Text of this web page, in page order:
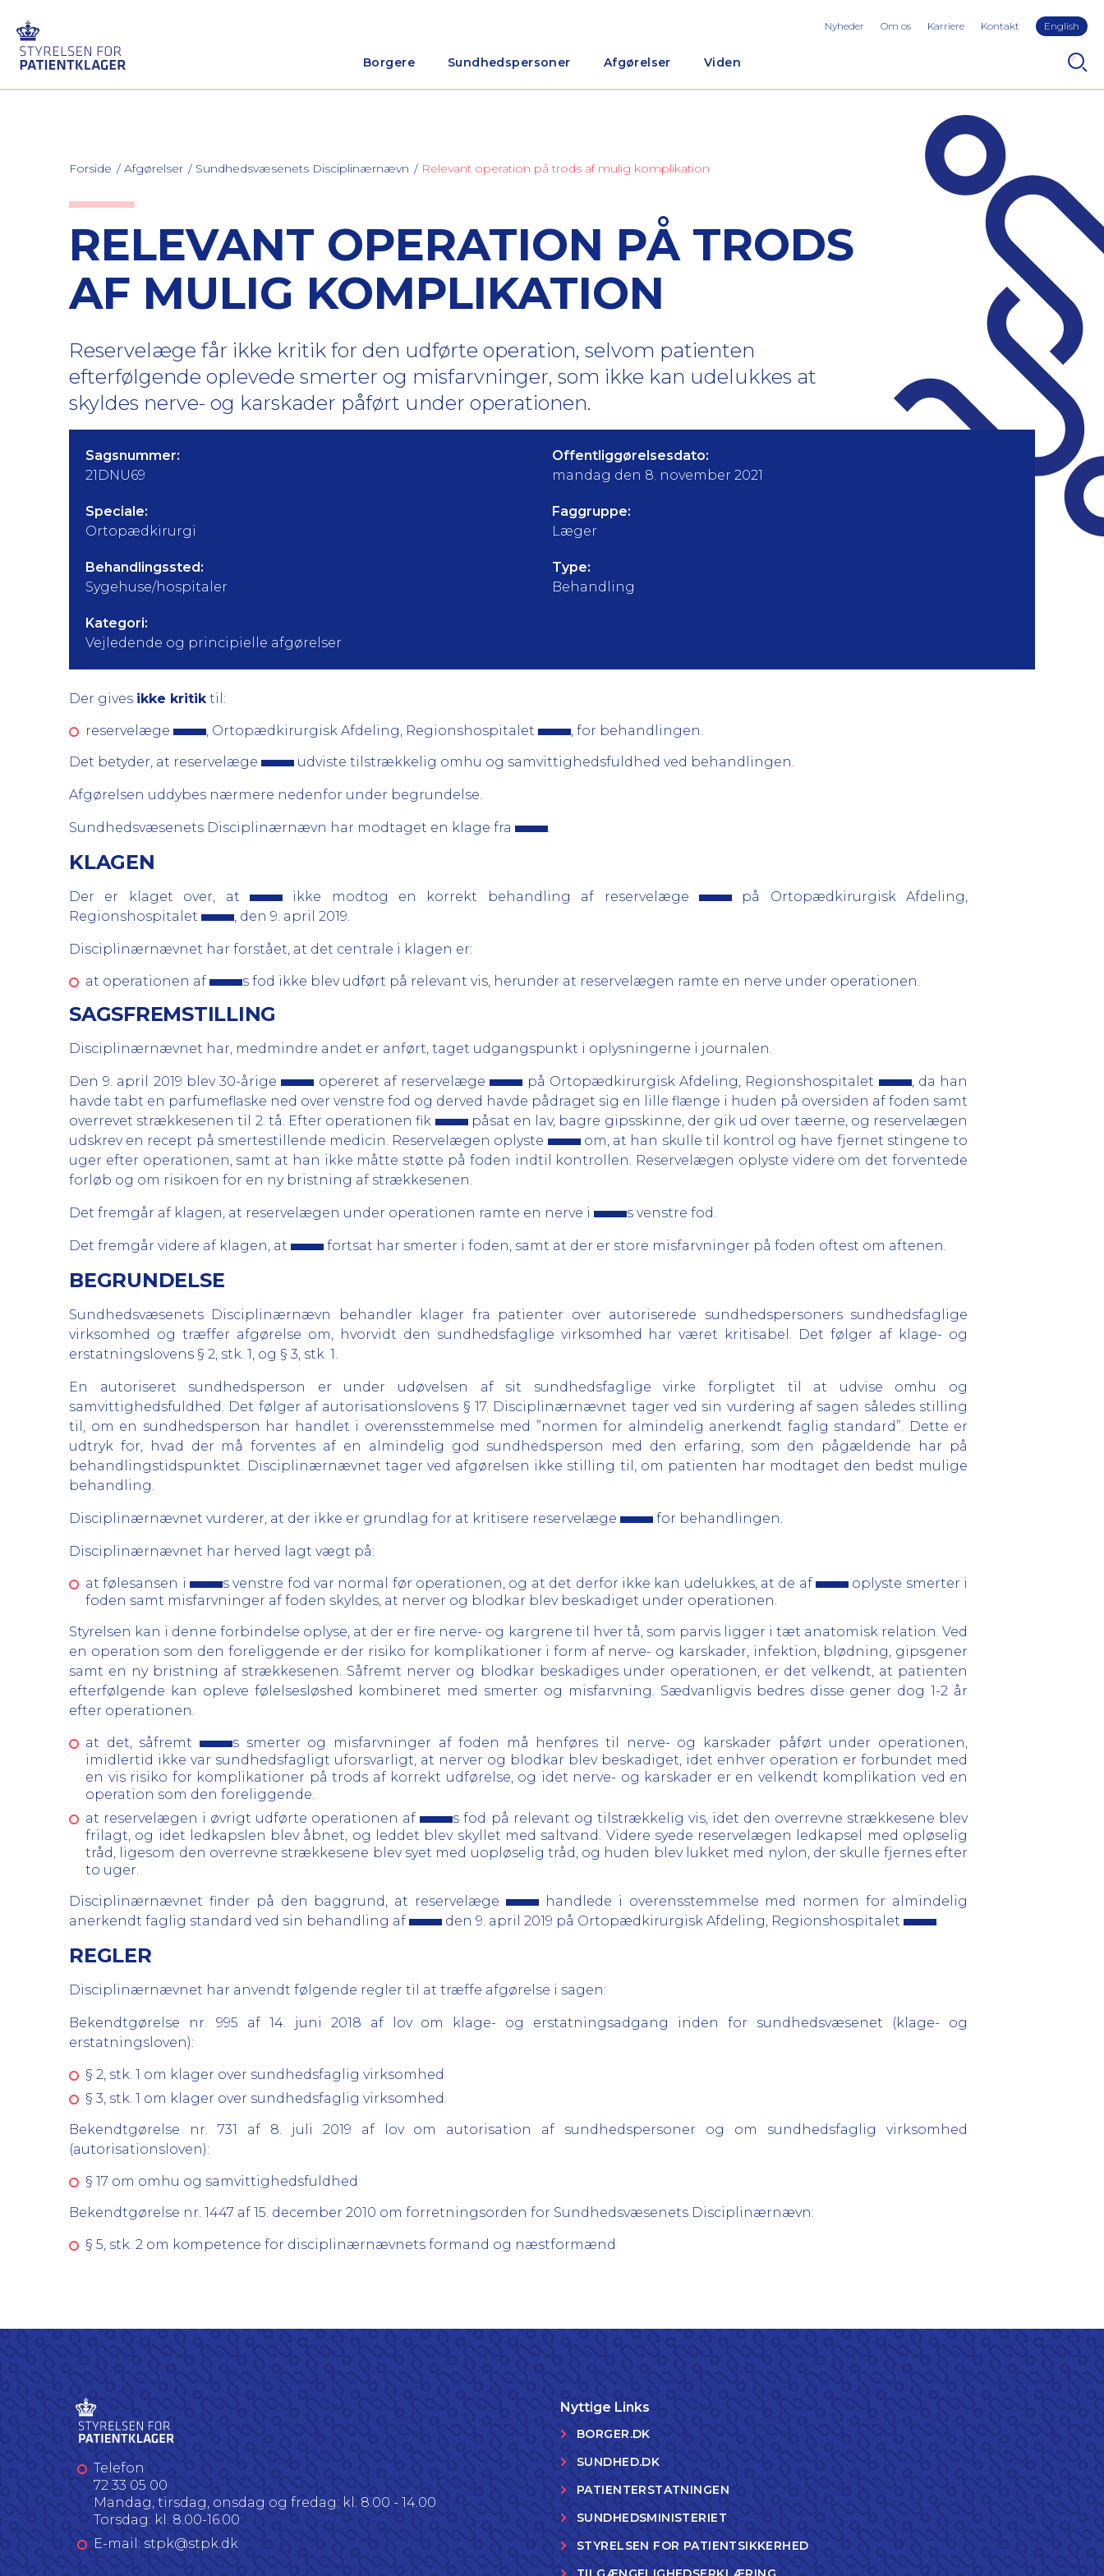
Borgere Sundhedspersoner Afgørelser Viden
Nyheder Om os Karriere Kontakt English
Forside Afgørelser Sundhedsvæsenets Disciplinærnævn Relevant operation på trods af mulig komplikation
RELEVANT OPERATION PÅ TRODS
AF MULIG KOMPLIKATION
Reservelæge får ikke kritik for den udførte operation, selvom patienten
efterfølgende oplevede smerter og misfarvninger, som ikke kan udelukkes at
skyldes nerve- og karskader påført under operationen.
Sagsnummer:
21DNU69
Offentliggørelsesdato:
mandag den 8. november 2021
Speciale:
Ortopædkirurgi
Faggruppe:
Læger
Behandlingssted:
Sygehuse/hospitaler
Type:
Behandling
Kategori:
Vejledende og principielle afgørelser
Der gives ikke kritiktil:
reservelæge , Ortopædkirurgisk Afdeling, Regionshospitalet
, for behandlingen.
Det betyder, at reservelæge
udviste tilstrækkelig omhu og samvittighedsfuldhed ved behandlingen.
Afgørelsen uddybes nærmere nedenfor under begrundelse.
Sundhedsvæsenets Disciplinærnævn har modtaget en klage fra .
KLAGEN
Der er klaget over, at ikke modtog en korrekt behandling af reservelæge
på Ortopædkirurgisk Afdeling,
Regionshospitalet
, den 9. april 2019.
Disciplinærnævnet har forstået, at det centrale i klagen er:
at operationen af s fod ikke blev udført på relevant vis, herunder at reservelægen ramte en nerve under operationen.
SAGSFREMSTILLING
Disciplinærnævnet har, medmindre andet er anført, taget udgangspunkt i oplysningerne i journalen.
Den 9. april 2019 blev 30-årige opereret af reservelæge på Ortopædkirurgisk Afdeling, Regionshospitalet
, da han
havde tabt en parfumeflaske ned over venstre fod og derved havde pådraget sig en lille flænge i huden på oversiden af foden samt
overrevet strækkesenen til 2. tå. Efter operationen fik
påsat en lav, bagre gipsskinne, der gik ud over tæerne, og reservelægen
udskrev en recept på smertestillende medicin. Reservelægen oplyste
om, at han skulle til kontrol og have fjernet stingene to
uger efter operationen, samt at han ikke måtte støtte på foden indtil kontrollen. Reservelægen oplyste videre om det forventede
forløb og om risikoen for en ny bristning af strækkesenen.
Det fremgår af klagen, at reservelægen under operationen ramte en nerve i s venstre fod.
Det fremgår videre af klagen, at fortsat har smerter i foden, samt at der er store misfarvninger på foden oftest om aftenen.
BEGRUNDELSE
Sundhedsvæsenets Disciplinærnævn behandler klager fra patienter over autoriserede sundhedspersoners sundhedsfaglige
virksomhed og træffer afgørelse om, hvorvidt den sundhedsfaglige virksomhed har været kritisabel. Det følger af klage- og
erstatningslovens § 2, stk. 1, og § 3, stk. 1.
En autoriseret sundhedsperson er under udøvelsen af sit sundhedsfaglige virke forpligtet til at udvise omhu og
samvittighedsfuldhed. Det følger af autorisationslovens § 17. Disciplinærnævnet tager ved sin vurdering af sagen således stilling
til, om en sundhedsperson har handlet i overensstemmelse med ”normen for almindelig anerkendt faglig standard”. Dette er
udtryk for, hvad der må forventes af en almindelig god sundhedsperson med den erfaring, som den pågældende har på
behandlingstidspunktet. Disciplinærnævnet tager ved afgørelsen ikke stilling til, om patienten har modtaget den bedst mulige
behandling.
Disciplinærnævnet vurderer, at der ikke er grundlag for at kritisere reservelæge for behandlingen.
Disciplinærnævnet har herved lagt vægt på:
at følesansen i s venstre fod var normal før operationen, og at det derfor ikke kan udelukkes, at de af
oplyste smerter i
foden samt misfarvninger af foden skyldes, at nerver og blodkar blev beskadiget under operationen.
Styrelsen kan i denne forbindelse oplyse, at der er fire nerve- og kargrene til hver tå, som parvis ligger i tæt anatomisk relation. Ved
en operation som den foreliggende er der risiko for komplikationer i form af nerve- og karskader, infektion, blødning, gipsgener
samt en ny bristning af strækkesenen. Såfremt nerver og blodkar beskadiges under operationen, er det velkendt, at patienten
efterfølgende kan opleve følelsesløshed kombineret med smerter og misfarvning. Sædvanligvis bedres disse gener dog 1-2 år
efter operationen.
at det, såfremt
s smerter og misfarvninger af foden må henføres til nerve- og karskader påført under operationen,
imidlertid ikke var sundhedsfagligt uforsvarligt, at nerver og blodkar blev beskadiget, idet enhver operation er forbundet med
en vis risiko for komplikationer på trods af korrekt udførelse, og idet nerve- og karskader er en velkendt komplikation ved en
operation som den foreliggende.
at reservelægen i øvrigt udførte operationen af
s fod på relevant og tilstrækkelig vis, idet den overrevne strækkesene blev
frilagt, og idet ledkapslen blev åbnet, og leddet blev skyllet med saltvand. Videre syede reservelægen ledkapsel med opløselig
tråd, ligesom den overrevne strækkesene blev syet med uopløselig tråd, og huden blev lukket med nylon, der skulle fjernes efter
to uger.
Disciplinærnævnet finder på den baggrund, at reservelæge
handlede i overensstemmelse med normen for almindelig
anerkendt faglig standard ved sin behandling af
den 9. april 2019 på Ortopædkirurgisk Afdeling, Regionshospitalet .
REGLER
Disciplinærnævnet har anvendt følgende regler til at træffe afgørelse i sagen:
Bekendtgørelse nr. 995 af 14. juni 2018 af lov om klage- og erstatningsadgang inden for sundhedsvæsenet (klage- og
erstatningsloven):
§ 2, stk. 1 om klager over sundhedsfaglig virksomhed
§ 3, stk. 1 om klager over sundhedsfaglig virksomhed
Bekendtgørelse nr. 731 af 8. juli 2019 af lov om autorisation af sundhedspersoner og om sundhedsfaglig virksomhed
(autorisationsloven):
§ 17 om omhu og samvittighedsfuldhed
Bekendtgørelse nr. 1447 af 15. december 2010 om forretningsorden for Sundhedsvæsenets Disciplinærnævn:
§ 5, stk. 2 om kompetence for disciplinærnævnets formand og næstformænd
Telefon
72 33 05 00
Mandag, tirsdag, onsdag og fredag: kl. 8.00 - 14.00
Torsdag: kl. 8.00-16.00
E-mail: stpk@stpk.dk
Nyttige Links
BORGER.DK
SUNDHED.DK
PATIENTERSTATNINGEN
SUNDHEDSMINISTERIET
STYRELSEN FOR PATIENTSIKKERHED